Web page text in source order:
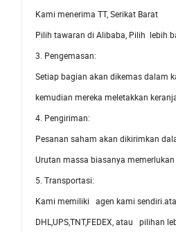
Kami menerima TT, Serikat Barat
Pilih tawaran di Alibaba, Pilih lebih
3. Pengemasan:
Setiap bagian akan dikemas dalam
kemudian mereka meletakkan
4. Pengiriman:
Pesanan saham akan dikirimkan
Urutan massa biasanya
5. Transportasi:
Kami memiliki agen kami
DHL,UPS,TNT,FEDEX, atau pilihan